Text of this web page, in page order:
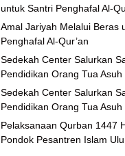
untuk Santri Penghafal Al-
Amal Jariyah Melalui Beras
Penghafal Al-Qur’an
Sedekah Center Salurkan
Pendidikan Orang Tua
Sedekah Center Salurkan
Pendidikan Orang Tua
Pelaksanaan Qurban 1447
Pondok Pesantren Islam